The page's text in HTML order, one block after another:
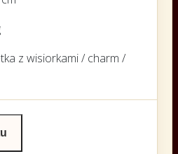
z wisiorkami / charm /